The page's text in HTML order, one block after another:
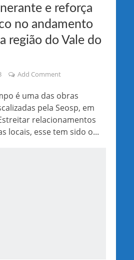
e reforça
no andamento
região do Vale do
Add Comment
é uma das obras
pela Seosp, em
relacionamentos
locais, esse tem sido o...